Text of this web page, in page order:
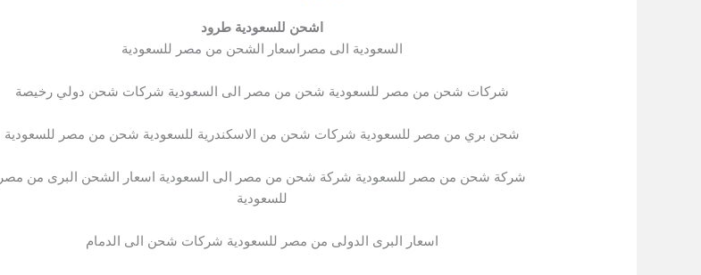
اشحن للسعودية طرود
السعودية الى مصراسعار الشحن من مصر للسعودية
شركات شحن من مصر للسعودية شحن من مصر الى السعودية شركات شحن دولي رخيصة
شحن بري من مصر للسعودية شركات شحن من الاسكندرية للسعودية شحن من مصر للسعودية
شركة شحن من مصر للسعودية شركة شحن من مصر الى السعودية اسعار الشحن البرى من مصر
للسعودية
اسعار البرى الدولى من مصر للسعودية شركات شحن الى الدمام